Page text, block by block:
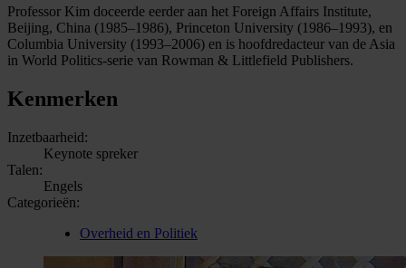
Professor Kim doceerde eerder aan het Foreign Affairs Institute,
Beijing, China (1985–1986), Princeton University (1986–1993), en
Columbia University (1993–2006) en is hoofdredacteur van de Asia
in World Politics-serie van Rowman & Littlefield Publishers.
Kenmerken
Inzetbaarheid:
Keynote spreker
Talen:
Engels
Categorieën:
Overheid en Politiek